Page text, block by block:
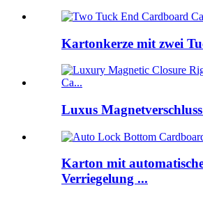
Kartonkerze mit zwei
Luxus
Karton mit
Verriegelung ...